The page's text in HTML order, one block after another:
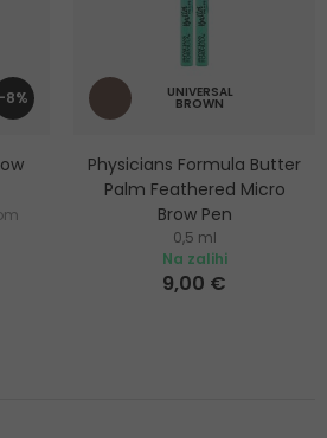
-8% UNIVERSAL
BROWN
Physicians Formula Butter
Palm Feathered Micro
Brow Pen
Olovka za obrve
0,5 ml
Na zalihi
9,00 €